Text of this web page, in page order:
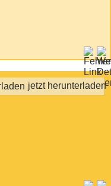
jetzt herunterladen